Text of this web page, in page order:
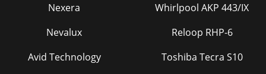
Nexera
Nevalux
Avid Technology
Whirlpool AKP 443/IX
Reloop RHP-6
Toshiba Tecra S10